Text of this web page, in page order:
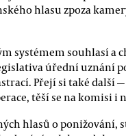
hlasu zpoza
systémem souhlasí a
úřední uznání
Přejí si také další
těší se na komisi i
hlasů o ponižování,